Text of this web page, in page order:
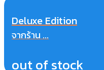
Deluxe Edition
จากร้าน ...
out of stock